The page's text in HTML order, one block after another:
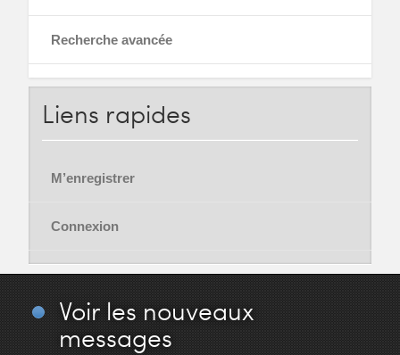
Recherche avancée
Liens rapides
M’enregistrer
Connexion
Voir les nouveaux
messages